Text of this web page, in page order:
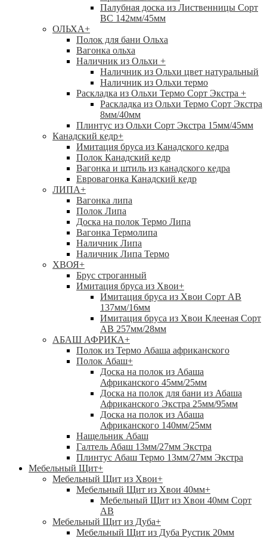
Палубная доска из Лиственницы Сорт
ВС 142мм/45мм
ОЛЬХА+
Полок для бани Ольха
Вагонка ольха
Наличник из Ольхи +
Наличник из Ольхи цвет натуральный
Наличник из Ольхи термо
Раскладка из Ольхи Термо Сорт Экстра +
Раскладка из Ольхи Термо Сорт Экстра
8мм/40мм
Плинтус из Ольхи Сорт Экстра 15мм/45мм
Канадский кедр+
Имитация бруса из Канадского кедра
Полок Канадский кедр
Вагонка и штиль из канадского кедра
Евровагонка Канадский кедр
ЛИПА+
Вагонка липа
Полок Липа
Доска на полок Термо Липа
Вагонка Термолипа
Наличник Липа
Наличник Липа Термо
ХВОЯ+
Брус строганный
Имитация бруса из Хвои+
Имитация бруса из Хвои Сорт АВ
137мм/16мм
Имитация бруса из Хвои Клееная Сорт
АВ 257мм/28мм
АБАШ АФРИКА+
Полок из Термо Абаша африканского
Полок Абаш+
Доска на полок из Абаша
Африканского 45мм/25мм
Доска на полок для бани из Абаша
Африканского Экстра 25мм/95мм
Доска на полок из Абаша
Африканского 140мм/25мм
Нащельник Абаш
Галтель Абаш 13мм/27мм Экстра
Плинтус Абаш Термо 13мм/27мм Экстра
Мебельный Щит+
Мебельный Щит из Хвои+
Мебельный Щит из Хвои 40мм+
Мебельный Щит из Хвои 40мм Сорт
АВ
Мебельный Щит из Дуба+
Мебельный Щит из Дуба Рустик 20мм